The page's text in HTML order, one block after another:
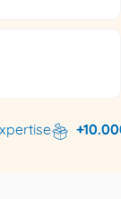
+10.000